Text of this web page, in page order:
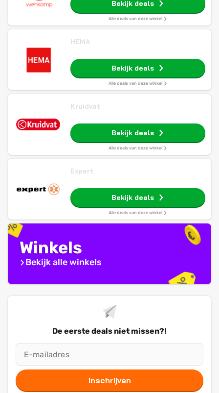
Bekijk deals
Alle deals van deze winkel
HEMA
Bekijk deals
Alle deals van deze winkel
Kruidvat
Bekijk deals
Alle deals van deze winkel
Expert
Bekijk deals
Alle deals van deze winkel
Winkels
Bekijk alle winkels
De eerste deals niet missen?!
Inschrijven